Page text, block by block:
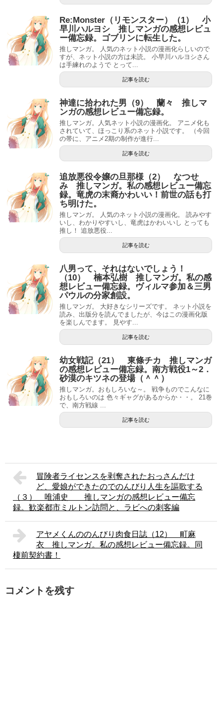
Re:Monster（リモンスター）（1） 小
早川ハルヨシ 推しマンガの感想レビュ
ー備忘録。ゴブリンに転生した。
推しマンガ。 人気のネット小説の漫画化らしいので
すが、ネット小説の方は未読。 小早川ハルヨシさん
は手練れのようで とって...
記事を読む
神達に拾われた男（9） 蘭々 推しマ
ンガの感想レビュー備忘録。
推しマンガ。人気ネット小説の漫画化。 アニメ化も
されていて、ほっこり系のネット小説です。 （今回
の帯に、アニメ2期の制作が進行...
記事を読む
追放悪役令嬢の旦那様（2） なつせ
み 推しマンガ。私の感想レビュー備忘
録。竜虎の末裔かわいい！前世の話も打
ち明けた。
推しマンガ。 人気のネット小説の漫画化。 読みやす
いし、わかりやすいし、竜虎はかわいいし とっても
推し！ 追放悪役...
記事を読む
八男って、それはないでしょう！
（10） 楠本弘樹 推しマンガ。私の感
想レビュー備忘録。ヴィルマ参加＆三男
パウルの分家創設。
推しマンガ。 大好きなシリーズです。 ネット小説を
読み、出版分を読んでましたが、今はこの漫画化版
を楽しんでます。 見やす...
記事を読む
幼女戦記（21） 東條チカ 推しマンガ
の感想レビュー備忘録。南方戦役1～2．
砂漠のキツネの登場（＾＾）
推しマンガ。おもしろいな～。 戦争ものでこんなに
おもしろいのは 色々ギャグがあるからか・・。 21巻
で、南方戦線 ...
記事を読む
冒険者ライセンスを剥奪されたおっさんだけ
ど、愛娘ができたのでのんびり人生を謳歌する
（３） 唯浦史 推しマンガの感想レビュー備忘
録。歓楽都市ミルトン訪問と、ラビへの刺客編
アヤメくんののんびり肉食日誌（12） 町麻
衣 推しマンガ。私の感想レビュー備忘録。同
棲前契約書！
コメントを残す